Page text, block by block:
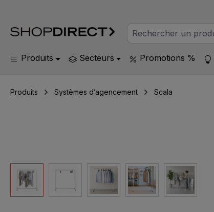
Produits Secteurs Promotions %
Produits Systèmes d’agencement Scala
Ignorer la galerie d'images